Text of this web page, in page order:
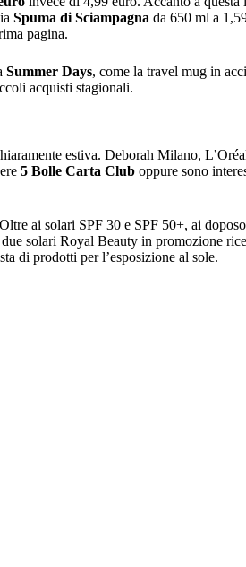
Spuma di Sciampagna da 650 ml a
pagina.
Summer Days, come la travel mug in
acquisti stagionali.
estiva. Deborah Milano,
5 Bolle Carta Club oppure sono
ai solari SPF 30 e SPF 50+, ai
solari Royal Beauty in promozione
di prodotti per l’esposizione al sole.